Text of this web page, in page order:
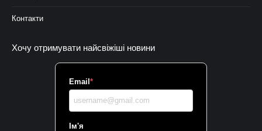
Контакти
Хочу отримувати найсвіжіші новини
Email *
Ім'я